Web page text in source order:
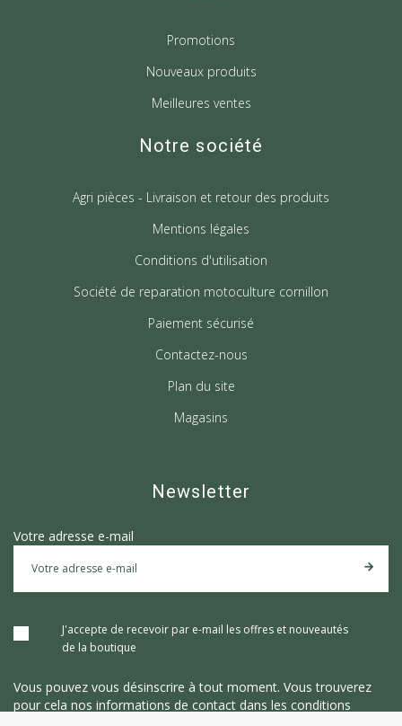
Promotions
Nouveaux produits
Meilleures ventes
Notre société
Agri pièces - Livraison et retour des produits
Mentions légales
Conditions d'utilisation
Société de reparation motoculture cornillon
Paiement sécurisé
Contactez-nous
Plan du site
Magasins
Newsletter
Votre adresse e-mail
J'accepte de recevoir par e-mail les offres et nouveautés
de la boutique
Vous pouvez vous désinscrire à tout moment. Vous trouverez
pour cela nos informations de contact dans les conditions